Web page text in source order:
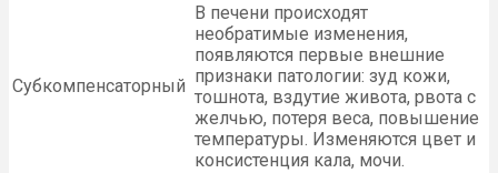
Субкомпенсаторный
В печени происходят
необратимые изменения,
появляются первые внешние
признаки патологии: зуд кожи,
тошнота, вздутие живота, рвота с
желчью, потеря веса, повышение
температуры. Изменяются цвет и
консистенция кала, мочи.